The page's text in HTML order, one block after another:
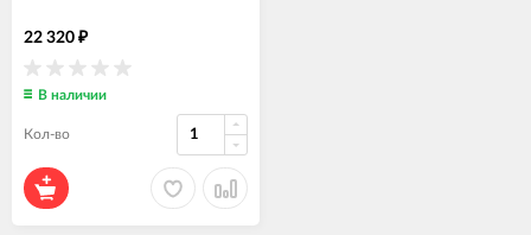
22 320 ₽
В наличии
Кол-во